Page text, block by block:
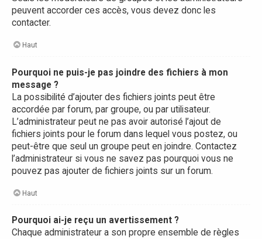
peuvent accorder ces accès, vous devez donc les
contacter.
Haut
Pourquoi ne puis-je pas joindre des fichiers à mon
message ?
La possibilité d’ajouter des fichiers joints peut être
accordée par forum, par groupe, ou par utilisateur.
L’administrateur peut ne pas avoir autorisé l’ajout de
fichiers joints pour le forum dans lequel vous postez, ou
peut-être que seul un groupe peut en joindre. Contactez
l’administrateur si vous ne savez pas pourquoi vous ne
pouvez pas ajouter de fichiers joints sur un forum.
Haut
Pourquoi ai-je reçu un avertissement ?
Chaque administrateur a son propre ensemble de règles